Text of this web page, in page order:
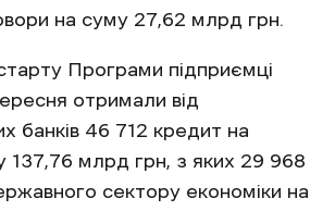
на суму 27,62 млрд грн.
Програми підприємці
отримали від
банків 46 712 кредит на
137,76 млрд грн, з яких 29 968
сектору економіки на